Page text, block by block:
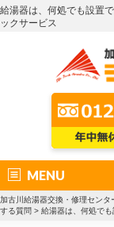
給湯器は、何処でも設置
ックサービス
MENU
加古川給湯器交換・修理センタ
する質問 > 給湯器は、何処で